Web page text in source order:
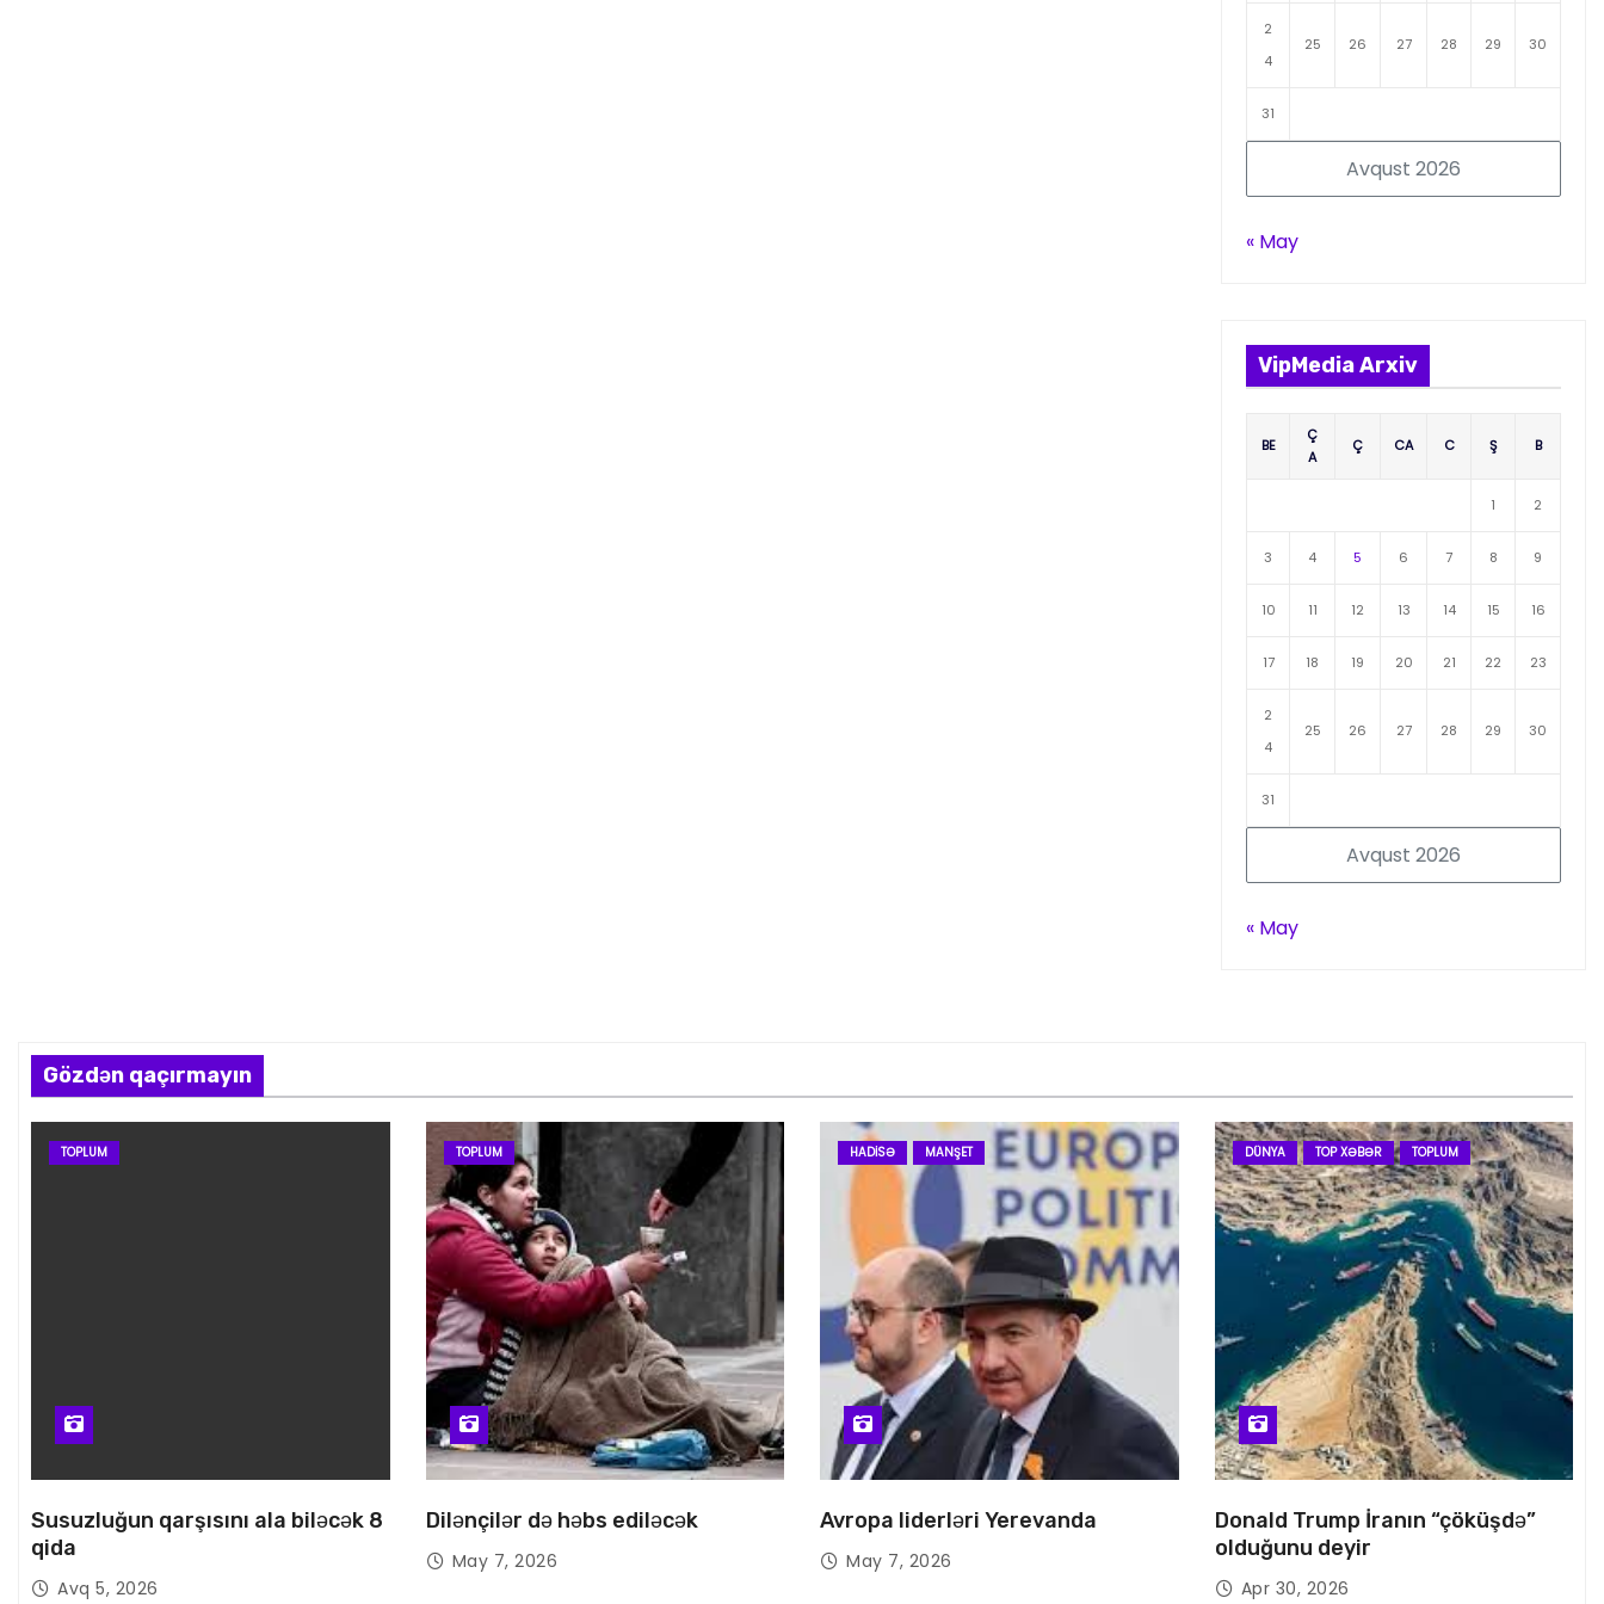
Avqust 2026
2
4
25 26 27 28 29 30
31
« May
VipMedia Arxiv
Avqust 2026
BE
Ç
A
Ç CA C Ş B
1 2
3 4 5 6 7 8 9
10 11 12 13 14 15 16
17 18 19 20 21 22 23
2
4
25 26 27 28 29 30
31
« May
Gözdən qaçırmayın
TOPLUM
Susuzluğun qarşısını ala biləcək 8
qida
Avq 5, 2026
TOPLUM
Dilənçilər də həbs ediləcək
May 7, 2026
HADISƏ MANŞET
Avropa liderləri Yerevanda
May 7, 2026
DÜNYA TOP XƏBƏR TOPLUM
Donald Trump İranın “çöküşdə”
olduğunu deyir
Apr 30, 2026